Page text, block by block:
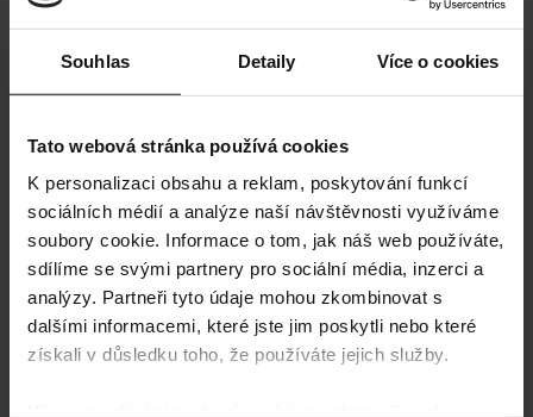
Souhlas Detaily Více o cookies
Tato webová stránka používá cookies
K personalizaci obsahu a reklam, poskytování funkcí
sociálních médií a analýze naší návštěvnosti využíváme
soubory cookie. Informace o tom, jak náš web používáte,
sdílíme se svými partnery pro sociální média, inzerci a
analýzy. Partneři tyto údaje mohou zkombinovat s
dalšími informacemi, které jste jim poskytli nebo které
získali v důsledku toho, že používáte jejich služby.